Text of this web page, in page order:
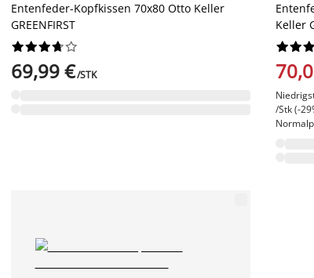
Entenfeder-Kopfkissen 70x80 Otto Keller
GREENFIRST






69,99 €/STK
Keller




/Stk (-